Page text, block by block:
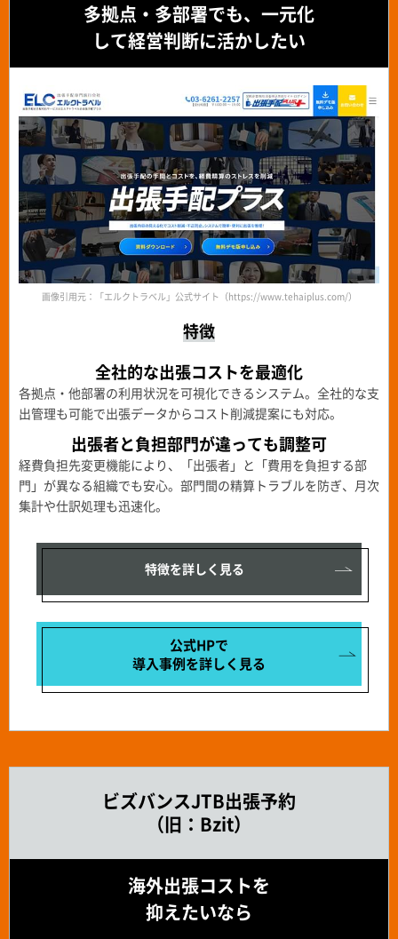
多拠点・多部署でも、一元化
して経営判断に活かしたい
画像引用元：「エルクトラベル」公式サイト（https://www.tehaiplus.com/）
特徴
全社的な出張コストを最適化
各拠点・他部署の利用状況を可視化できるシステム。全社的な支
出管理も可能で出張データからコスト削減提案にも対応。
出張者と負担部門が違っても調整可
経費負担先変更機能により、「出張者」と「費用を負担する部
門」が異なる組織でも安心。部門間の精算トラブルを防ぎ、月次
集計や仕訳処理も迅速化。
特徴を詳しく見る
公式HPで
導入事例を詳しく見る
ビズバンスJTB出張予約
（旧：Bzit）
海外出張コストを
抑えたいなら